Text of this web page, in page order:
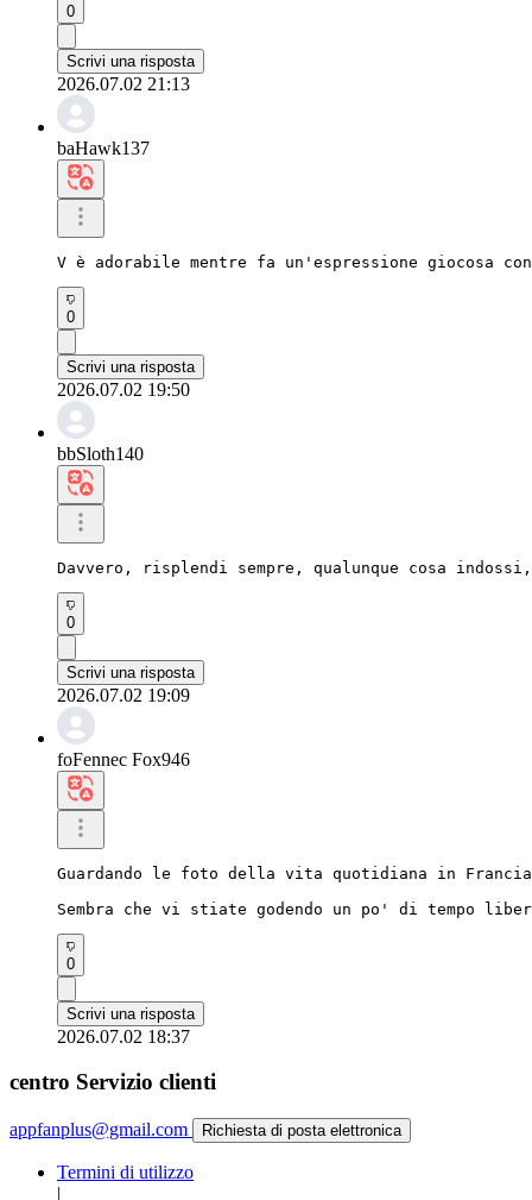
0
Scrivi una risposta
2026.07.02 21:13
baHawk137
V è adorabile mentre fa un'espressione giocosa
0
Scrivi una risposta
2026.07.02 19:50
bbSloth140
Davvero, risplendi sempre, qualunque cosa
0
Scrivi una risposta
2026.07.02 19:09
foFennec Fox946
Guardando le foto della vita quotidiana in
Sembra che vi stiate godendo un po' di tempo
0
Scrivi una risposta
2026.07.02 18:37
centro Servizio clienti
appfanplus@gmail.com Richiesta di posta elettronica
Termini di utilizzo
|